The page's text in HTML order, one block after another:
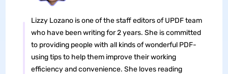
Lizzy Lozano is one of the staff editors of UPDF team
who have been writing for 2 years. She is committed
to providing people with all kinds of wonderful PDF-
using tips to help them improve their working
efficiency and convenience. She loves reading